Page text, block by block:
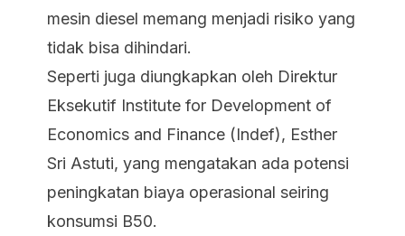
mesin diesel memang menjadi risiko yang
tidak bisa dihindari.
Seperti juga diungkapkan oleh Direktur
Eksekutif Institute for Development of
Economics and Finance (Indef), Esther
Sri Astuti, yang mengatakan ada potensi
peningkatan biaya operasional seiring
konsumsi B50.